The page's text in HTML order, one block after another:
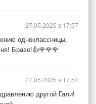
одноклассницы,
Браво!👍🌹🌹🌹
27.05.2025 в 17:57
другой Гали!
27.05.2025 в 17:54